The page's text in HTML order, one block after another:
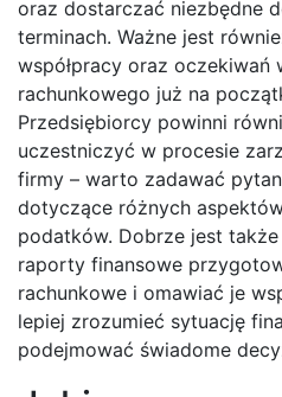
oraz dostarczać niezbędne
terminach. Ważne jest
współpracy oraz oczekiwań
rachunkowego już na
Przedsiębiorcy powinni
uczestniczyć w procesie
firmy – warto zadawać
dotyczące różnych
podatków. Dobrze jest
raporty finansowe
rachunkowe i omawiać je
lepiej zrozumieć sytuację
podejmować świadome